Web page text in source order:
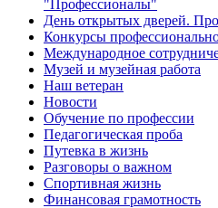
"Профессионалы"
День открытых дверей.
Конкурсы
Международное
Музей и музейная работа
Наш ветеран
Новости
Обучение по профессии
Педагогическая проба
Путевка в жизнь
Разговоры о важном
Спортивная жизнь
Финансовая грамотность